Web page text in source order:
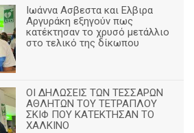
Ιωάννα Ασβεστα και Ελβιρα
Αργυράκη εξηγούν πως
κατέκτησαν το χρυσό μετάλλιο
στο τελικό της δίκωπου
ΟΙ ΔΗΛΩΣΕΙΣ ΤΩΝ ΤΕΣΣΑΡΩΝ
ΑΘΛΗΤΩΝ ΤΟΥ ΤΕΤΡΑΠΛΟΥ
ΣΚΙΦ ΠΟΥ ΚΑΤΕΚΤΗΣΑΝ ΤΟ
ΧΑΛΚΙΝΟ